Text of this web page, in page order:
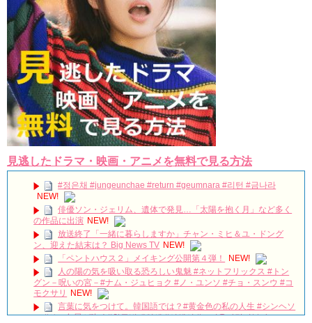
見逃したドラマ・映画・アニメを無料で見る方法
#정은채 #jungeunchae #return #geumnara #리턴 #금나라
NEW!
俳優ソン・ジェリム、遺体で発見…「太陽を抱く月」など多く
の作品に出演 NEW!
放送終了「一緒に暮らしますか」チャン・ミヒ＆ユ・ドング
ン、迎えた結末は？ Big News TV NEW!
「ペントハウス２」メイキング公開第４弾！
NEW!
人の陽の気を吸い取る恐ろしい鬼魅 #ネットフリックス #トン
グン－呪いの宮－#ナム・ジュヒョク #ノ・ユンソ #チョ・スンウ #コ
モクサリ
NEW!
言葉に気をつけて。韓国語では？#黄金色の私の人生 #シンヘソ
ン #その冬風が吹く#황금빛내인생 #신혜선 #그겨울바람이분다